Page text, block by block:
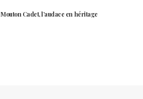
Mouton Cadet, l’audace en héritage